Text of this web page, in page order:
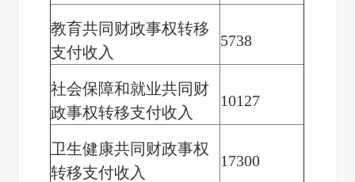
教育共同财政事权转移
支付收入
5738
社会保障和就业共同财
政事权转移支付收入
10127
卫生健康共同财政事权
转移支付收入
17300